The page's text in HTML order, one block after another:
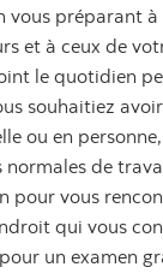
vous préparant
et à ceux de
le quotidien
souhaitiez
ou en
normales de
pour vous
qui vous
un examen